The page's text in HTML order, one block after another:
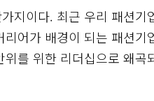
지이다. 최근 우리 패션기
어가 배경이 되는 패션기
를 위한 리더십으로 왜곡